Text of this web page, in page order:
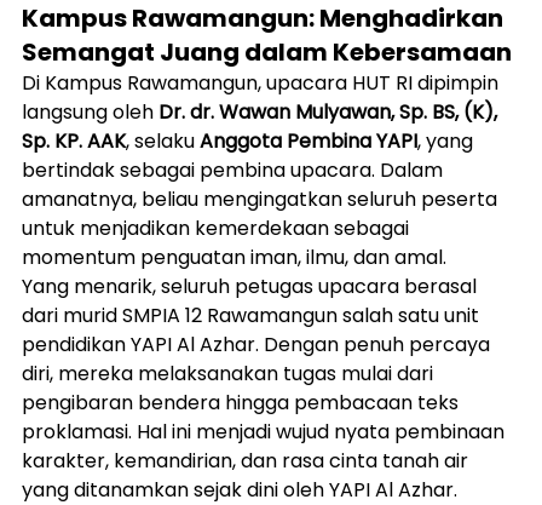
Kampus Rawamangun: Menghadirkan
Semangat Juang dalam Kebersamaan
Di Kampus Rawamangun, upacara HUT RI dipimpin
langsung oleh Dr. dr. Wawan Mulyawan, Sp. BS, (K),
Sp. KP. AAK, selaku Anggota Pembina YAPI, yang
bertindak sebagai pembina upacara. Dalam
amanatnya, beliau mengingatkan seluruh peserta
untuk menjadikan kemerdekaan sebagai
momentum penguatan iman, ilmu, dan amal.
Yang menarik, seluruh petugas upacara berasal
dari murid SMPIA 12 Rawamangun salah satu unit
pendidikan YAPI Al Azhar. Dengan penuh percaya
diri, mereka melaksanakan tugas mulai dari
pengibaran bendera hingga pembacaan teks
proklamasi. Hal ini menjadi wujud nyata pembinaan
karakter, kemandirian, dan rasa cinta tanah air
yang ditanamkan sejak dini oleh YAPI Al Azhar.